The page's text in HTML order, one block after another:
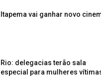
Itapema vai ganhar novo
Rio: delegacias terão sala
especial para mulheres